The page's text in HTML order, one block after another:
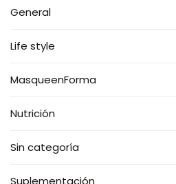
General
Life style
MasqueenForma
Nutrición
Sin categoría